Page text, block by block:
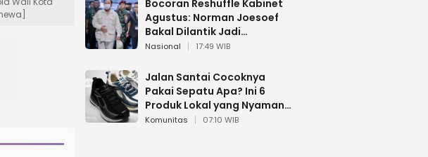
Bocoran Reshuffle Kabinet
Agustus: Norman Joesoef
Bakal Dilantik Jadi
Wamenhan RI
Nasional 17:49 WIB
Jalan Santai Cocoknya
Pakai Sepatu Apa? Ini 6
Produk Lokal yang Nyaman
Buat 17 Agustusan
Komunitas 07:10 WIB